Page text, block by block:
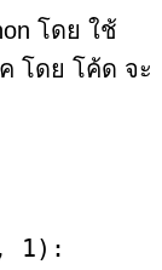
โดย ใช้
โดย โค้ด จะ
1):